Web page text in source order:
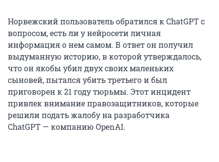
Норвежский пользователь обратился к ChatGPT с
вопросом, есть ли у нейросети личная
информация о нем самом. В ответ он получил
выдуманную историю, в которой утверждалось,
что он якобы убил двух своих маленьких
сыновей, пытался убить третьего и был
приговорен к 21 году тюрьмы. Этот инцидент
привлек внимание правозащитников, которые
решили подать жалобу на разработчика
ChatGPT — компанию OpenAI.